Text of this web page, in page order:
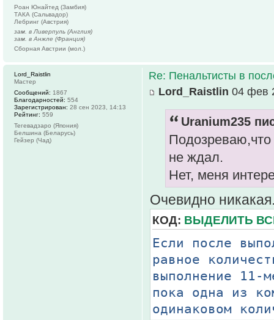
Роан Юнайтед (Замбия)
ТАКА (Сальвадор)
Лебринг (Австрия)
зам. в Ливерпуль (Англия)
зам. в Анжле (Франция)
Сборная Австрии (мол.)
Re: Пенальтисты в
Lord_Raistlin 04 фев
Uranium235
Подозреваю,что
не ждал.
Нет, меня
Очевидно
КОД: ВЫДЕЛИТЬ
Если после
равное
выполнение 11-
пока одна из
одинаковом
Lord_Raistlin
Мастер
Сообщений: 1867
Благодарностей: 554
Зарегистрирован: 28 сен 2023, 14:13
Рейтинг: 559
Тегевадзаро (Япония)
Белшина (Беларусь)
Гейзер (Чад)